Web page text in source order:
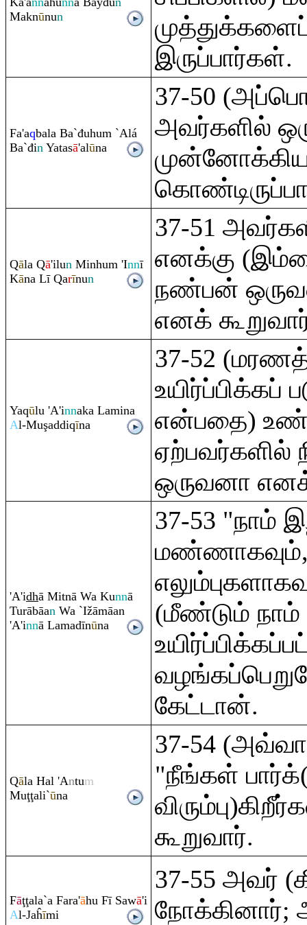
Maknūnun
இருப்பார்கள்.
Fa'aqbala Ba`đuhum `Alá
Ba`đin Yatasā'alūna
37-50
அவர்களில்
Qāla Qā'ilun Minhum 'Innī
Kāna Lī Qarīnun
37-51
எனக்கு
நண்பன்
எனக்
Yaqūlu 'A'innaka Lamina
Al-Muşaddiqīna
37-52
உயிர்ப்பிக்கப்
என்பதை)
ஏற்பவர்களில்
ஒருவனா
'A'idhā Mitnā Wa Kunnā
Turābāan Wa `Ižāmāan
'A'innā Lamadīnūna
37-53 "நாம்
(மீண்டும் நாம்
கேட்டான்.
Qāla Hal 'Antum
Muţţali`ūna
37-54
"நீங்கள்
கூறுவார்.
Fāţţala`a Fara'āhu Fī Sawā'i
Al-Jaĥīmi
37-55 அவர்